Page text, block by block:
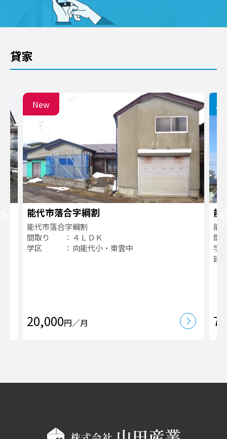
貸家
New
能代市落合字綱割
能代市落合字綱割
間取り
４ＬＤＫ
学区
向能代小・東雲中
20,000円／月
能
能
間
学
建